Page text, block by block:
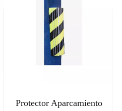
Protector Aparcamiento